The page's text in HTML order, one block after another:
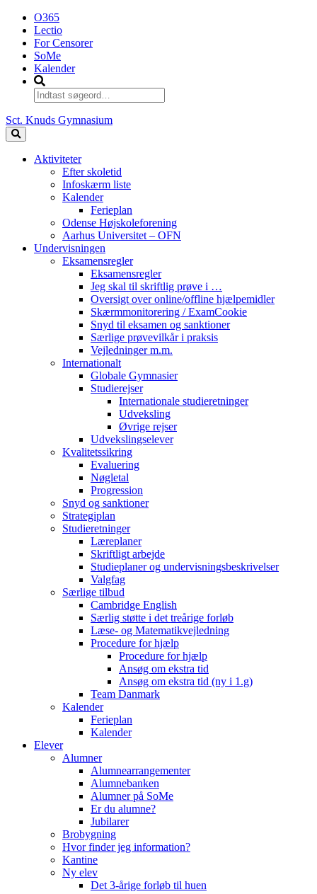
O365
Lectio
For Censorer
SoMe
Kalender
Sct. Knuds Gymnasium
Aktiviteter
Efter skoletid
Infoskærm liste
Kalender
Ferieplan
Odense Højskoleforening
Aarhus Universitet – OFN
Undervisningen
Eksamensregler
Eksamensregler
Jeg skal til skriftlig prøve i …
Oversigt over online/offline hjælpemidler
Skærmmonitorering / ExamCookie
Snyd til eksamen og sanktioner
Særlige prøvevilkår i praksis
Vejledninger m.m.
Internationalt
Globale Gymnasier
Studierejser
Internationale studieretninger
Udveksling
Øvrige rejser
Udvekslingselever
Kvalitetssikring
Evaluering
Nøgletal
Progression
Snyd og sanktioner
Strategiplan
Studieretninger
Læreplaner
Skriftligt arbejde
Studieplaner og undervisningsbeskrivelser
Valgfag
Særlige tilbud
Cambridge English
Særlig støtte i det treårige forløb
Læse- og Matematikvejledning
Procedure for hjælp
Procedure for hjælp
Ansøg om ekstra tid
Ansøg om ekstra tid (ny i 1.g)
Team Danmark
Kalender
Ferieplan
Kalender
Elever
Alumner
Alumnearrangementer
Alumnebanken
Alumner på SoMe
Er du alumne?
Jubilarer
Brobygning
Hvor finder jeg information?
Kantine
Ny elev
Det 3-årige forløb til huen